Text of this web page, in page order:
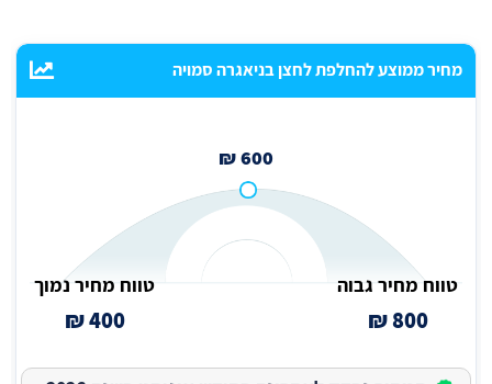
מחיר ממוצע להחלפת לחצן בניאגרה סמויה
600 ₪
טווח מחיר גבוה
800 ₪
טווח מחיר נמוך
400 ₪